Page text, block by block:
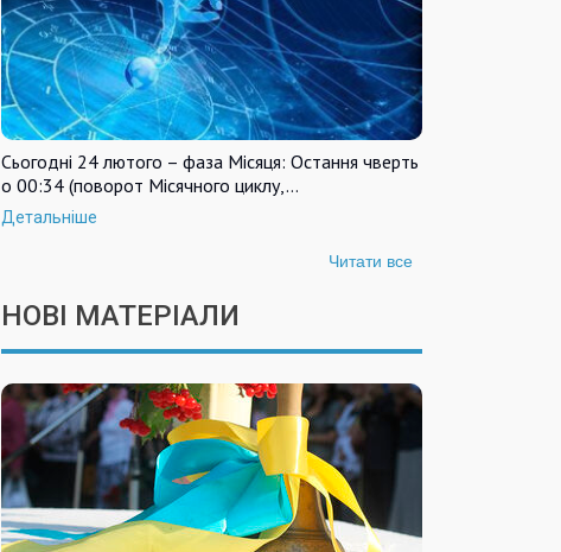
Сьогодні 24 лютого – фаза Місяця: Остання чверть
о 00:34 (поворот Місячного циклу,…
Детальніше
Читати все
НОВІ МАТЕРІАЛИ